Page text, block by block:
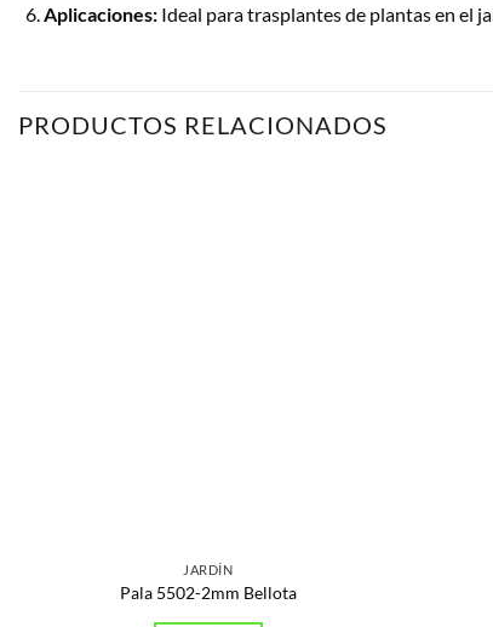
Aplicaciones:Ideal para trasplantes de plantas en el
PRODUCTOS RELACIONADOS
JARDÍN
Pala 5502-2mm Bellota